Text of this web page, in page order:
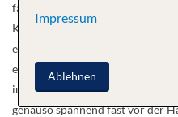
faszinierenden Reisezielen und
Kapitänen und Crews, das neue
eröffnet. Auf innovativen
erkunden Sie so mit der
inspiration und HANSEATIC
genauso spannend fast vor der
Impressum
Ablehnen